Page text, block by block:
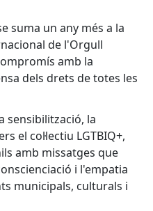
suma un any més a la
de l'Orgull
amb la
dels drets de totes les
sensibilització, la
el col·lectiu LGTBIQ+,
amb missatges que
i l'empatia
municipals, culturals i